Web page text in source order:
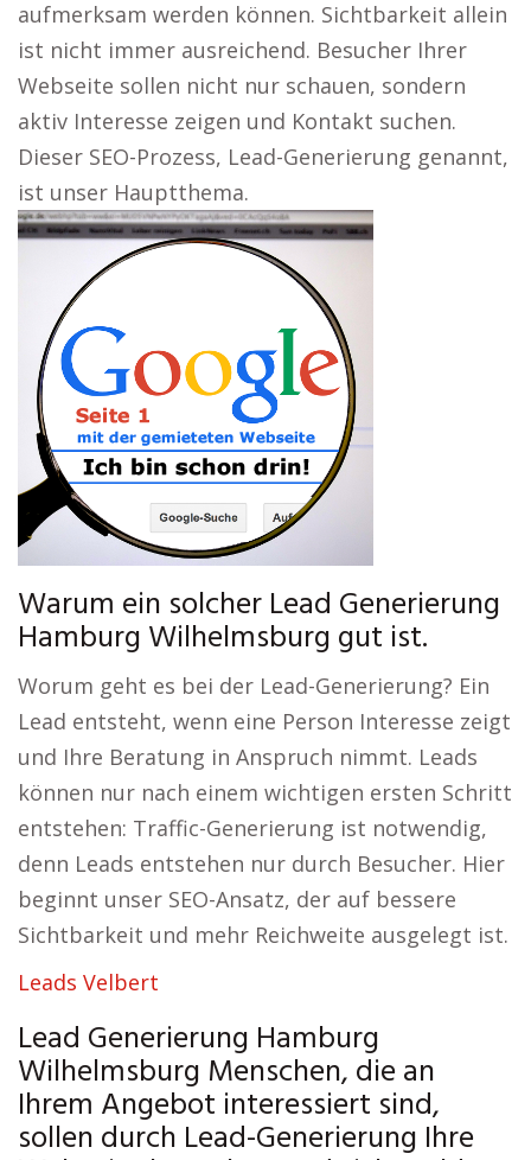
aufmerksam werden können. Sichtbarkeit allein
ist nicht immer ausreichend. Besucher Ihrer
Webseite sollen nicht nur schauen, sondern
aktiv Interesse zeigen und Kontakt suchen.
Dieser SEO-Prozess, Lead-Generierung genannt,
ist unser Hauptthema.
Warum ein solcher Lead Generierung
Hamburg Wilhelmsburg gut ist.
Worum geht es bei der Lead-Generierung? Ein
Lead entsteht, wenn eine Person Interesse zeigt
und Ihre Beratung in Anspruch nimmt. Leads
können nur nach einem wichtigen ersten Schritt
entstehen: Traffic-Generierung ist notwendig,
denn Leads entstehen nur durch Besucher. Hier
beginnt unser SEO-Ansatz, der auf bessere
Sichtbarkeit und mehr Reichweite ausgelegt ist.
Leads Velbert
Lead Generierung Hamburg
Wilhelmsburg Menschen, die an
Ihrem Angebot interessiert sind,
sollen durch Lead-Generierung Ihre